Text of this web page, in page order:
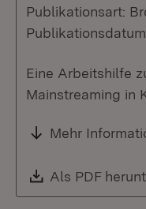
Publikationsart:
Eine Arbeitshilfe
Mainstreaming in
Mehr
Download:
Als PDF